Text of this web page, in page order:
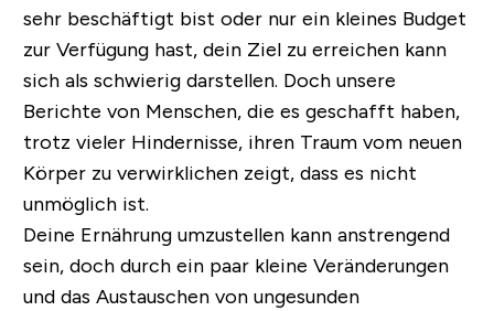
sehr beschäftigt bist oder nur ein kleines Budget
zur Verfügung hast, dein Ziel zu erreichen kann
sich als schwierig darstellen. Doch unsere
Berichte von Menschen, die es geschafft haben,
trotz vieler Hindernisse, ihren Traum vom neuen
Körper zu verwirklichen zeigt, dass es nicht
unmöglich ist.
Deine Ernährung umzustellen kann anstrengend
sein, doch durch ein paar kleine Veränderungen
und das Austauschen von ungesunden